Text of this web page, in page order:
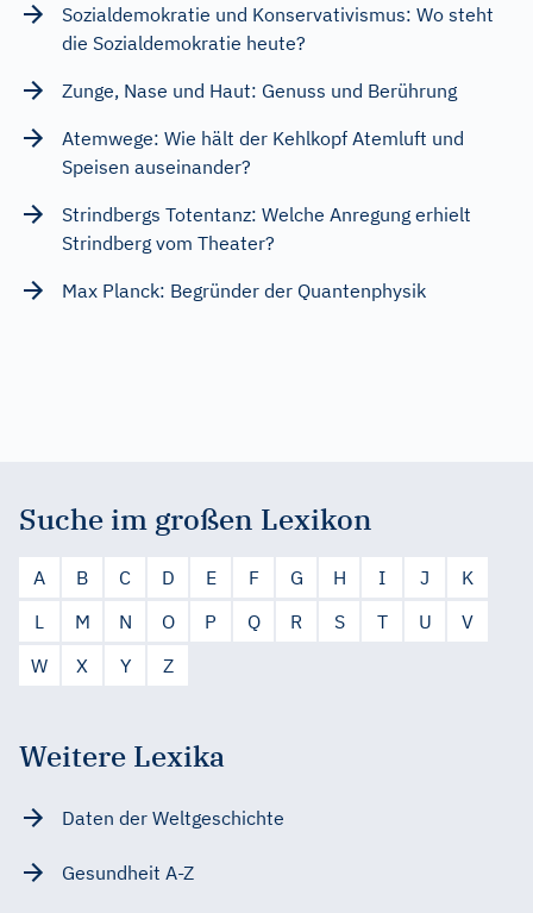
Sozialdemokratie und Konservativismus: Wo steht
die Sozialdemokratie heute?
Zunge, Nase und Haut: Genuss und Berührung
Atemwege: Wie hält der Kehlkopf Atemluft und
Speisen auseinander?
Strindbergs Totentanz: Welche Anregung erhielt
Strindberg vom Theater?
Max Planck: Begründer der Quantenphysik
Suche im großen Lexikon
A B C D E F G H I J
K
L
M N O P Q R S T U
V
W
X Y Z
Weitere Lexika
Daten der Weltgeschichte
Gesundheit A-Z